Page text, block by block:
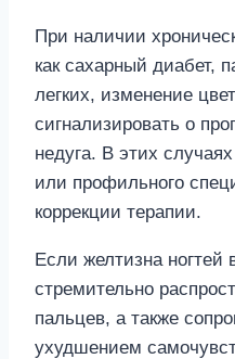
При наличии
как сахарный диабет,
легких, изменение
сигнализировать о
недуга. В этих
или профильного
коррекции терапии.
Если желтизна ногтей
стремительно
пальцев, а также
ухудшением